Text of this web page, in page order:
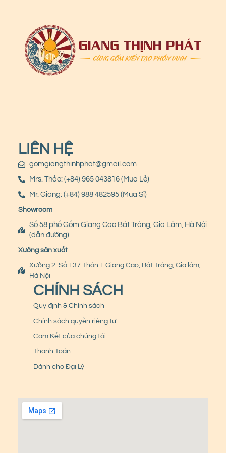
LIÊN HỆ
gomgiangthinhphat@gmail.com
Mrs. Thảo: (+84) 965 043816 (Mua Lẻ)
Mr. Giang: (+84) 988 482595 (Mua Sỉ)
Showroom
Số 58 phố Gốm Giang Cao Bát Tràng, Gia Lâm, Hà Nội
(dẫn đường)
Xưởng sản xuất
Xưởng 2: Số 137 Thôn 1 Giang Cao, Bát Tràng, Gia lâm,
Hà Nội
CHÍNH SÁCH
Quy định & Chính sách
Chính sách quyền riêng tư
Cam Kết của chúng tôi
Thanh Toán
Dành cho Đại Lý